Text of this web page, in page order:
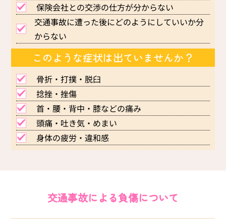
保険会社との交渉の仕方が分からない
交通事故に遭った後にどのようにしていいか分
からない
このような症状は出ていませんか？
骨折・打撲・脱臼
捻挫・挫傷
首・腰・背中・膝などの痛み
頭痛・吐き気・めまい
身体の疲労・違和感
交通事故による負傷について